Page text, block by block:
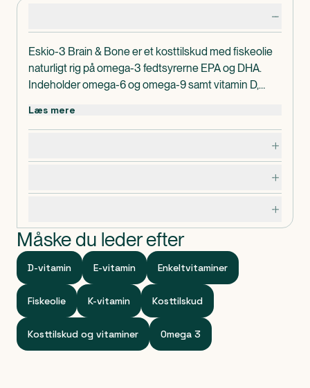
Eskio-3 Brain & Bone er et kosttilskud med fiskeolie
naturligt rig på omega-3 fedtsyrerne EPA og DHA.
Indeholder omega-6 og omega-9 samt vitamin D,
Læs mere
Måske du leder efter
D-vitamin E-vitamin Enkeltvitaminer
Fiskeolie K-vitamin Kosttilskud
Kosttilskud og vitaminer Omega 3